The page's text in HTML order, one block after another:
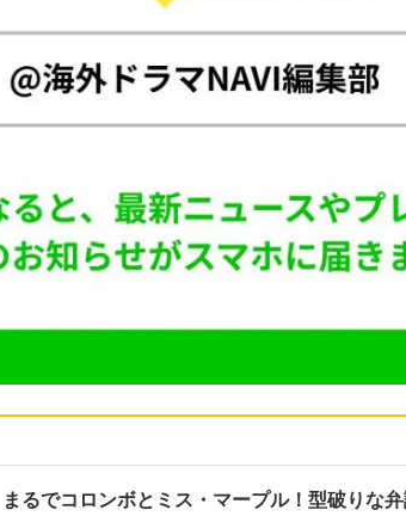
まるでコロンボとミス・マープル！型破りな